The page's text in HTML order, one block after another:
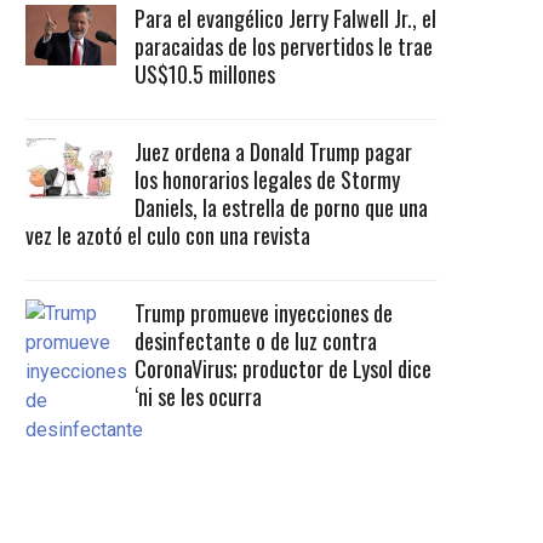
Para el evangélico Jerry Falwell Jr., el
paracaidas de los pervertidos le trae
US$10.5 millones
Juez ordena a Donald Trump pagar
los honorarios legales de Stormy
Daniels, la estrella de porno que una
vez le azotó el culo con una revista
Trump promueve inyecciones de
desinfectante o de luz contra
CoronaVirus; productor de Lysol dice
‘ni se les ocurra